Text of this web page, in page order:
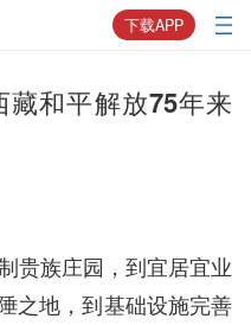
下载APP
和平解放75年来
贵族庄园，到宜居宜业
之地，到基础设施完善